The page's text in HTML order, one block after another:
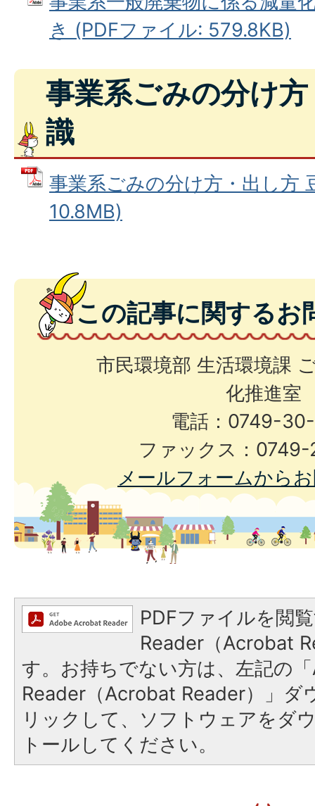
き (PDFファイル: 579.8KB)
事業系ごみの分け
識
事業系ごみの分け方・出し方
10.8MB)
この記事に関するお
市民環境部 生活環境課
化推進室
電話：0749-
ファックス：
メールフォームから
PDFファイルを閲
Reader（Acrobat
す。お持ちでない方は、左記の
Reader（Acrobat Reader）」ダ
リックして、ソフトウェアをダ
トールしてください。